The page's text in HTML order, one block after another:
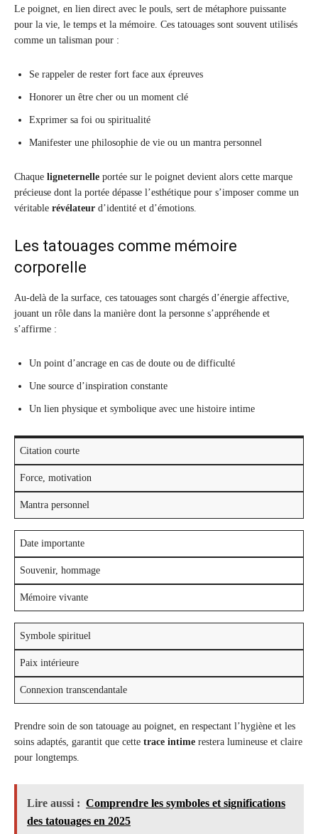
Le poignet, en lien direct avec le pouls, sert de métaphore puissante
pour la vie, le temps et la mémoire. Ces tatouages sont souvent utilisés
comme un talisman pour :
Se rappeler de rester fort face aux épreuves
Honorer un être cher ou un moment clé
Exprimer sa foi ou spiritualité
Manifester une philosophie de vie ou un mantra personnel
Chaque ligneternelle portée sur le poignet devient alors cette marque
précieuse dont la portée dépasse l’esthétique pour s’imposer comme un
véritable révélateur d’identité et d’émotions.
Les tatouages comme mémoire
corporelle
Au-delà de la surface, ces tatouages sont chargés d’énergie affective,
jouant un rôle dans la manière dont la personne s’appréhende et
s’affirme :
Un point d’ancrage en cas de doute ou de difficulté
Une source d’inspiration constante
Un lien physique et symbolique avec une histoire intime
Citation courte
Force, motivation
Mantra personnel
Date importante
Souvenir, hommage
Mémoire vivante
Symbole spirituel
Paix intérieure
Connexion transcendantale
Prendre soin de son tatouage au poignet, en respectant l’hygiène et les
soins adaptés, garantit que cette trace intime restera lumineuse et claire
pour longtemps.
Lire aussi : Comprendre les symboles et significations
des tatouages en 2025